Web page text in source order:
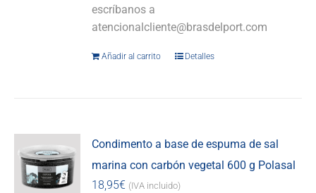
escríbanos a
atencionalcliente@brasdelport.com
Añadir al carrito Detalles
Condimento a base de espuma de sal
marina con carbón vegetal 600 g Polasal
18,95€ (IVA incluido)